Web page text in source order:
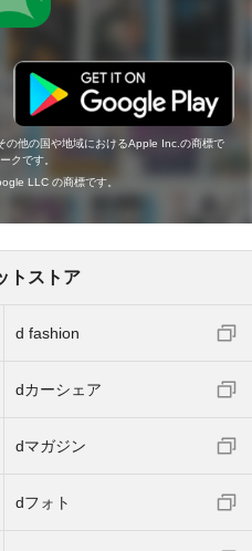
他の国や地域におけるApple Inc.の商標で
クです。
LLC の商標です。
トストア
d fashion
dカーシェア
dマガジン
dフォト